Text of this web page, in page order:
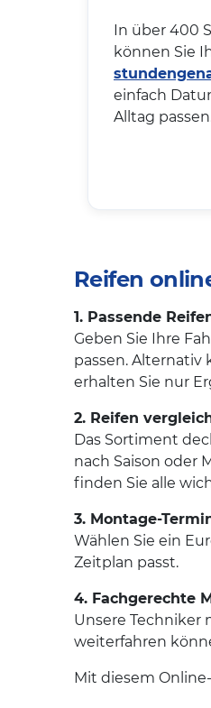
In über 400
können Sie
einfach
Alltag
Reifen
1. Passende
Geben Sie Ihre
passen. Alternativ
erhalten Sie nur
2. Reifen
Das Sortiment
nach Saison oder
finden Sie alle
3. Montage-
Wählen Sie ein
Zeitplan passt.
4. Fachgerechte
Unsere Techniker
weiterfahren
Mit diesem